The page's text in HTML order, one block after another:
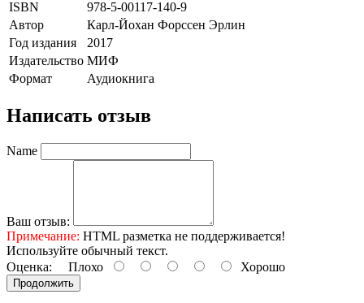
ISBN
978-5-00117-140-9
Автор
Карл-Йохан Форссен Эрлин
Год издания
2017
Издательство МИФ
Формат
Аудиокнига
Написать отзыв
Name
Ваш отзыв:
Примечание: HTML разметка не поддерживается!
Используйте обычный текст.
Оценка: Плохо Хорошо
Продолжить